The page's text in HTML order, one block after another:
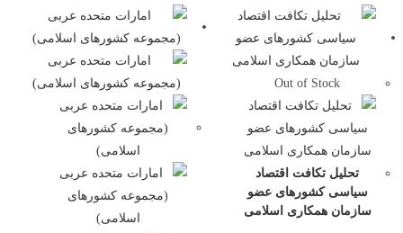
Out of Stock
تحلیل تکافت اقتصاد
سیاسی کشورهای عضو
سازمان همکاری اسلامی